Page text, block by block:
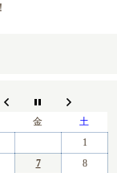
金
土
1
7
8